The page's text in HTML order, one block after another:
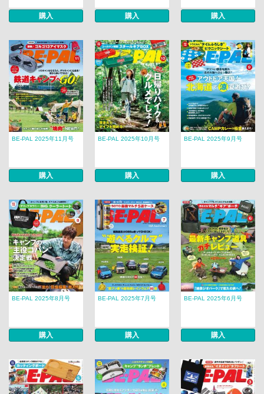
購入 購入 購入
BE-PAL 2025年11月号
購入
BE-PAL 2025年10月号
購入
BE-PAL 2025年9月号
購入
BE-PAL 2025年8月号
購入
BE-PAL 2025年7月号
購入
BE-PAL 2025年6月号
購入